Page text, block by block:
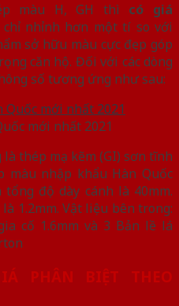
màu H, GH thì có giá
nhỉnh hơn một tí so với
sở hữu màu cực đẹp góp
căn hộ. Đối với các dòng
số tương ứng như sau:
mới nhất 2021
thép mạ kẽm (GI) sơn tĩnh
màu nhập khẩu Hàn Quốc
tổng độ dày cánh là 40mm.
1.2mm. Vật liệu bên trong:
cố 1.6mm và 3 Bản lề lá
PHÂN BIỆT THEO